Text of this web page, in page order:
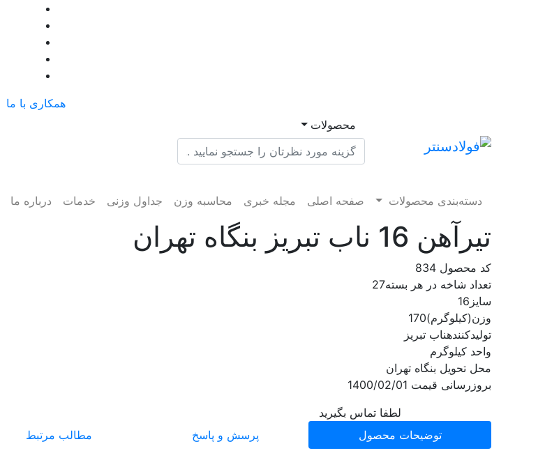
همکاری با ما
محصولات
دسته‌بندی محصولات صفحه اصلی مجله خبری محاسبه وزن جداول وزنی خدمات درباره ما
تیرآهن 16 ناب تبریز بنگاه تهران
کد محصول 834
تعداد شاخه در هر بسته27
سایز 16
وزن(کیلوگرم)170
تولیدکنندهناب تبریز
واحد کیلوگرم
محل تحویل بنگاه تهران
بروزرسانی قیمت 1400/02/01
لطفا تماس بگیرید
توضیحات محصول
پرسش و پاسخ مطالب مرتبط